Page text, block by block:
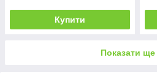
Купити
Показати ще